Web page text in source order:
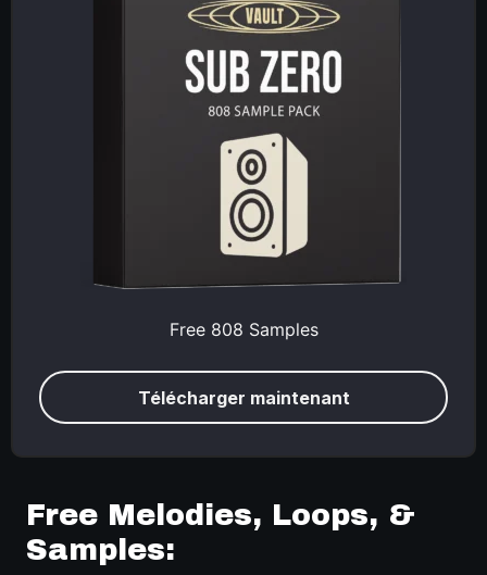
Free 808 Samples
Télécharger maintenant
Free Melodies, Loops, &
Samples: